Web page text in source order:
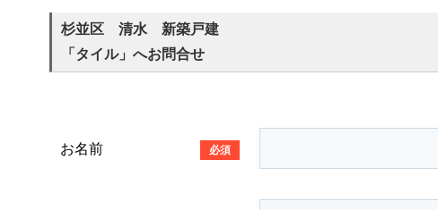
杉並区 清水 新築戸建
「タイル」へお問合せ
お名前 必須